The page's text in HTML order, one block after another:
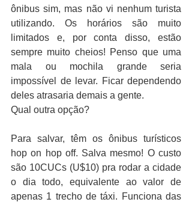
ônibus sim, mas não vi nenhum turista
utilizando. Os horários são muito
limitados e, por conta disso, estão
sempre muito cheios! Penso que uma
mala ou mochila grande seria
impossível de levar. Ficar dependendo
deles atrasaria demais a gente.
Qual outra opção?
Para salvar, têm os ônibus turísticos
hop on hop off. Salva mesmo! O custo
são 10CUCs (U$10) pra rodar a cidade
o dia todo, equivalente ao valor de
apenas 1 trecho de táxi. Funciona das